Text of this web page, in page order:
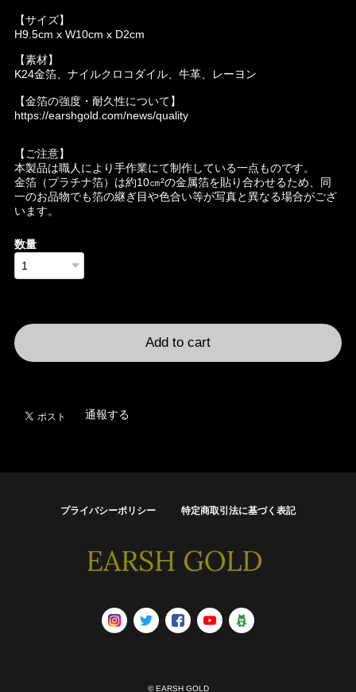
【サイズ】
H9.5cm x W10cm x D2cm
【素材】
K24金箔、ナイルクロコダイル、牛革、レーヨン
【金箔の強度・耐久性について】
https://earshgold.com/news/quality
【ご注意】
本製品は職人により手作業にて制作している一点ものです。
金箔（プラチナ箔）は約10㎝²の金属箔を貼り合わせるため、同
一のお品物でも箔の継ぎ目や色合い等が写真と異なる場合がござ
います。
数量
Add to cart
通報する
プライバシーポリシー 特定商取引法に基づく表記
© EARSH GOLD